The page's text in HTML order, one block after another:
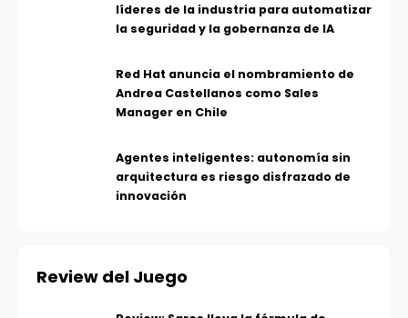
líderes de la industria para automatizar
la seguridad y la gobernanza de IA
Red Hat anuncia el nombramiento de
Andrea Castellanos como Sales
Manager en Chile
Agentes inteligentes: autonomía sin
arquitectura es riesgo disfrazado de
innovación
Review del Juego